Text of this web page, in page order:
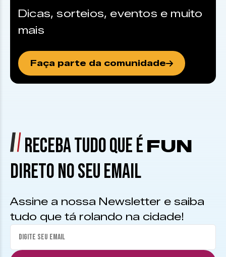
Dicas, sorteios, eventos e muito
mais
Faça parte da comunidade
RECEBA TUDO QUE É FUN
DIRETO NO SEU EMAIL
Assine a nossa Newsletter e saiba
tudo que tá rolando na cidade!